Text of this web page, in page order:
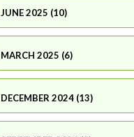
JUNE 2025 (10)
MARCH 2025 (6)
DECEMBER 2024 (13)